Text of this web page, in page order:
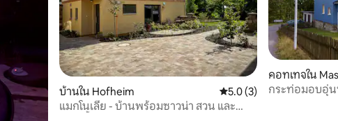
บ้านใน Hofheim คะแนนเฉลี่ย 5.0 จาก 5, 3
5.0 (3)
แมกโนเลีย - บ้านพร้อมซาวน่า สวน และ
คอทเทจใน
กระท่อมอบอุ่